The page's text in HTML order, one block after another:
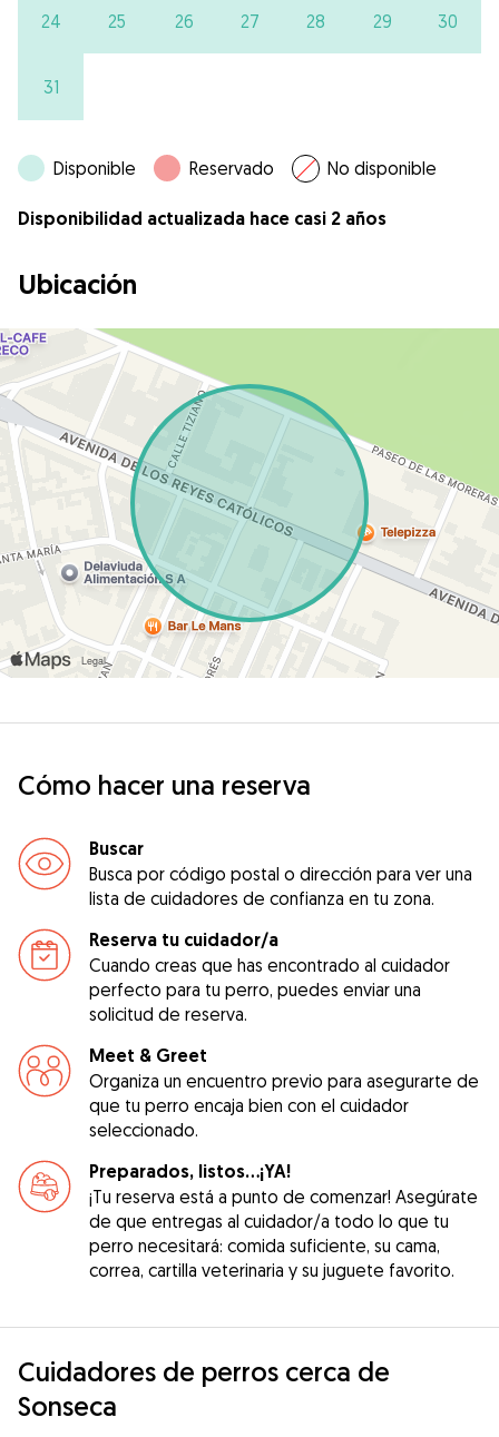
24 25 26 27 28 29 30
31
Disponible Reservado No disponible
Disponibilidad actualizada hace casi 2 años
Ubicación
Cómo hacer una reserva
Buscar
Busca por código postal o dirección para ver una
lista de cuidadores de confianza en tu zona.
Reserva tu cuidador/a
Cuando creas que has encontrado al cuidador
perfecto para tu perro, puedes enviar una
solicitud de reserva.
Meet & Greet
Organiza un encuentro previo para asegurarte de
que tu perro encaja bien con el cuidador
seleccionado.
Preparados, listos...¡YA!
¡Tu reserva está a punto de comenzar! Asegúrate
de que entregas al cuidador/a todo lo que tu
perro necesitará: comida suficiente, su cama,
correa, cartilla veterinaria y su juguete favorito.
Cuidadores de perros cerca de
Sonseca